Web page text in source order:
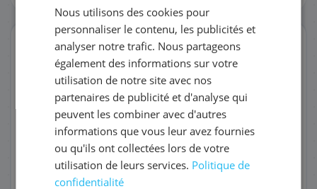
ORIGINAL
RÉFÉRENCE DU PRODUIT
FRÉQUENCE
QUANTITÉ PAR LIVRAISON
DATE DE PREMIÈRE LIVRAISON SOUHAITÉE
Nous utilisons des cookies pour
personnaliser le contenu, les publicités et
analyser notre trafic. Nous partageons
également des informations sur votre
utilisation de notre site avec nos
partenaires de publicité et d'analyse qui
peuvent les combiner avec d'autres
informations que vous leur avez fournies
ou qu'ils ont collectées lors de votre
utilisation de leurs services. Politique de
confidentialité